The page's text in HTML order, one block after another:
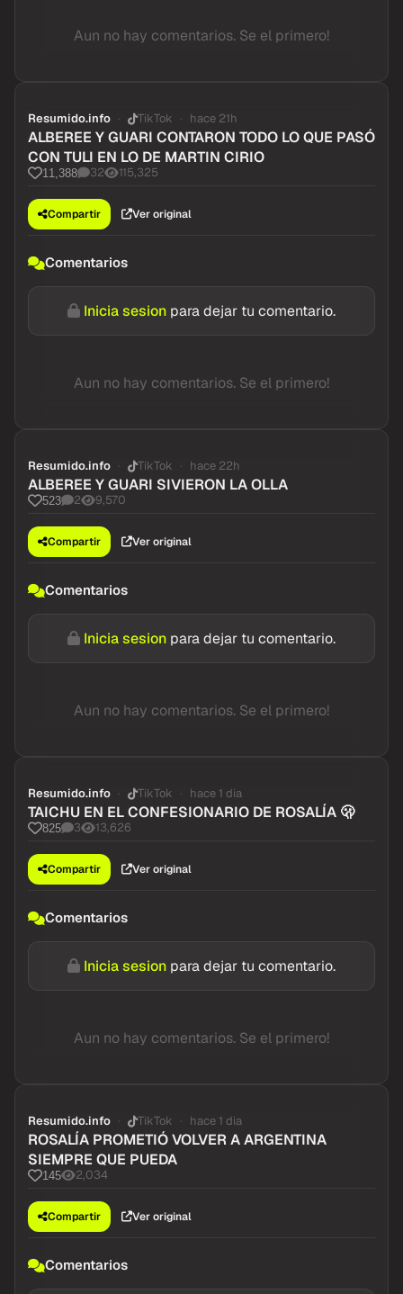
Aun no hay comentarios. Se el primero!
Resumido.info TikTok hace 21h
ALBEREE Y GUARI CONTARON TODO LO QUE PASÓ
CON TULI EN LO DE MARTIN CIRIO
11,388 32 115,325
Compartir Ver original
Comentarios
Inicia sesion para dejar tu comentario.
Aun no hay comentarios. Se el primero!
Resumido.info TikTok hace 22h
ALBEREE Y GUARI SIVIERON LA OLLA
523 2 9,570
Compartir Ver original
Comentarios
Inicia sesion para dejar tu comentario.
Aun no hay comentarios. Se el primero!
Resumido.info TikTok hace 1 dia
TAICHU EN EL CONFESIONARIO DE ROSALÍA 🫢
825 3 13,626
Compartir Ver original
Comentarios
Inicia sesion para dejar tu comentario.
Aun no hay comentarios. Se el primero!
Resumido.info TikTok hace 1 dia
ROSALÍA PROMETIÓ VOLVER A ARGENTINA
SIEMPRE QUE PUEDA
145 2,034
Compartir Ver original
Comentarios